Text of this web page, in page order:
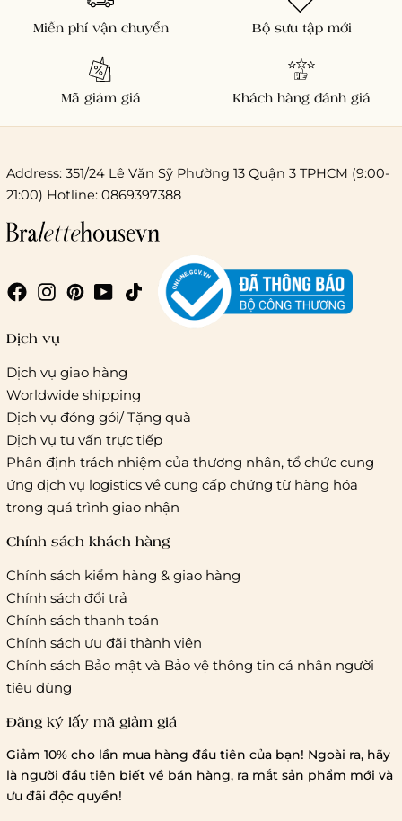
Chi phí giao hàng
Giao hàng trong ngày (hoả tốc)
Giao hàng tiêu chuẩn:
Hồ Chí Minh:
Áp dụng theo bảng giá cước của ĐVVC
Vietelpost/ Giaohangtietkiem và 1 số đối tác vận chuyển
Hà Nội và các tỉnh thành khác:
Áp dụng theo bảng giá
cước của ĐVVC Vietelpost/ Giaohangtietkiem... và 1 số đối
tác vận chuyển khác
Thời gian giao hàng
Hồ Chí Minh:
Hà Nội và các tỉnh thành khá
Lưu ý chung về chính sách vận chuyển
1 triệu đồng
giao hàng trong ngày
Miễn phí vận chuyển Bộ sưu tập mới
Mã giảm giá Khách hàng đánh giá
Address: 351/24 Lê Văn Sỹ Phường 13 Quận 3 TPHCM (9:00-
21:00) Hotline: 0869397388
Dịch vụ
Dịch vụ giao hàng
Worldwide shipping
Dịch vụ đóng gói/ Tặng quà
Dịch vụ tư vấn trực tiếp
Phân định trách nhiệm của thương nhân, tổ chức cung
ứng dịch vụ logistics về cung cấp chứng từ hàng hóa
trong quá trình giao nhận
Chính sách khách hàng
Chính sách kiểm hàng & giao hàng
Chính sách đổi trả
Chính sách thanh toán
Chính sách ưu đãi thành viên
Chính sách Bảo mật và Bảo vệ thông tin cá nhân người
tiêu dùng
Đăng ký lấy mã giảm giá
Giảm 10% cho lần mua hàng đầu tiên của bạn! Ngoài ra, hãy
là người đầu tiên biết về bán hàng, ra mắt sản phẩm mới và
ưu đãi độc quyền!